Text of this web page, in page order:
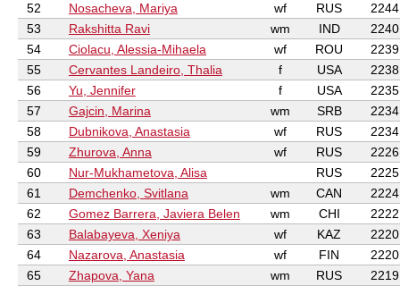
52
Nosacheva, Mariya wf RUS
2244
53
Rakshitta Ravi wm IND
2240
54
Ciolacu, Alessia-Mihaela wf ROU
2239
55
Cervantes Landeiro, Thalia f USA
2238
56
Yu, Jennifer f USA
2235
57
Gajcin, Marina wm SRB
2234
58
Dubnikova, Anastasia wf RUS
2234
59
Zhurova, Anna wf RUS
2226
60
Nur-Mukhametova, Alisa RUS
2225
61
Demchenko, Svitlana wm CAN
2224
62
Gomez Barrera, Javiera Belen wm CHI
2222
63
Balabayeva, Xeniya wf KAZ
2220
64
Nazarova, Anastasia wf FIN
2220
65
Zhapova, Yana wm RUS 2219